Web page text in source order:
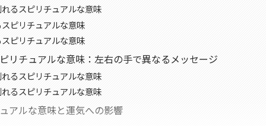
るスピリチュアルな意味
ピリチュアルな意味
ピリチュアルな意味
リチュアルな意味：左右の手で異なるメッセージ
るスピリチュアルな意味
るスピリチュアルな意味
アルな意味と運気への影響